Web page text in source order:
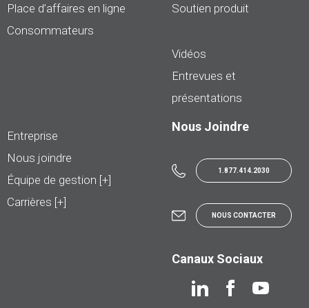
Place d’affaires en ligne
Consommateurs
Soutien produit
Vidéos
Entrevues et
présentations
Entreprise
Nous joindre
Équipe de gestion [+]
Carrières [+]
Nous Joindre
1.877.414.2030
NOUS CONTACTER
Canaux Sociaux